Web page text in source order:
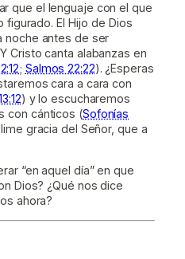
que el lenguaje con el que
figurado. El Hijo de Dios
noche antes de ser
Cristo canta alabanzas en
; Salmos 22:22). ¿Esperas
cara a cara con
) y lo escucharemos
con cánticos (Sofonías
gracia del Señor, que a
“en aquel día” en que
Dios? ¿Qué nos dice
ahora?